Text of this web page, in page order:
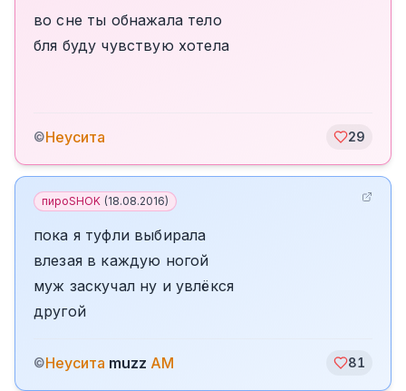
во сне ты обнажала тело
бля буду чувствую хотела
©Неусита 29
пироSHOK (18.08.2016)
пока я туфли выбирала
влезая в каждую ногой
муж заскучал ну и увлёкся
другой
©Неусита muzz AM 81